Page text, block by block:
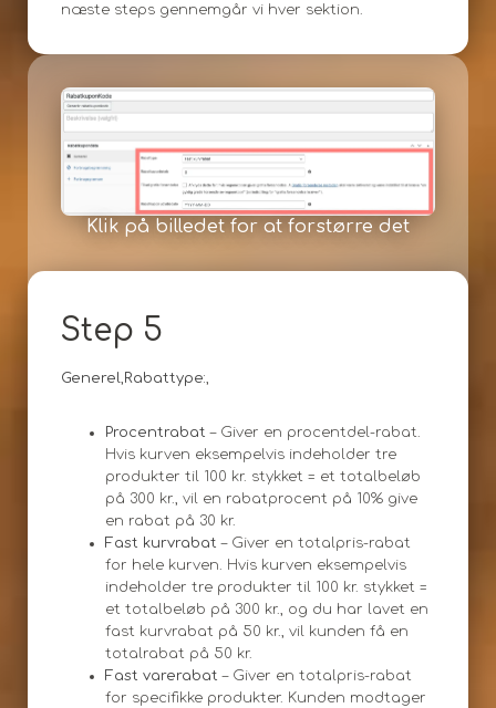
næste steps gennemgår vi hver sektion.
Step 5
Generel,Rabattype:,
Procentrabat – Giver en procentdel-rabat.
Hvis kurven eksempelvis indeholder tre
produkter til 100 kr. stykket = et totalbeløb
på 300 kr., vil en rabatprocent på 10% give
en rabat på 30 kr.
Fast kurvrabat – Giver en totalpris-rabat
for hele kurven. Hvis kurven eksempelvis
indeholder tre produkter til 100 kr. stykket =
et totalbeløb på 300 kr., og du har lavet en
fast kurvrabat på 50 kr., vil kunden få en
totalrabat på 50 kr.
Fast varerabat – Giver en totalpris-rabat
for specifikke produkter. Kunden modtager
Klik på billedet for at forstørre det